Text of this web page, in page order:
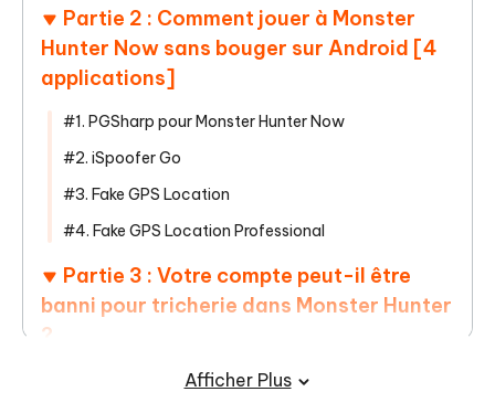
Partie 2 : Comment jouer à Monster
Hunter Now sans bouger sur Android [4
applications]
#1. PGSharp pour Monster Hunter Now
#2. iSpoofer Go
#3. Fake GPS Location
#4. Fake GPS Location Professional
Partie 3 : Votre compte peut-il être
banni pour tricherie dans Monster Hunter
?
Partie 4 : Liste des armes de Monster
Afficher Plus